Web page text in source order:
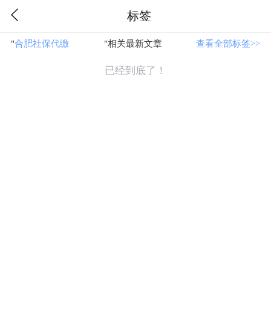
标签
"合肥社保代缴 "相关最新文章 查看全部标签>>
已经到底了！